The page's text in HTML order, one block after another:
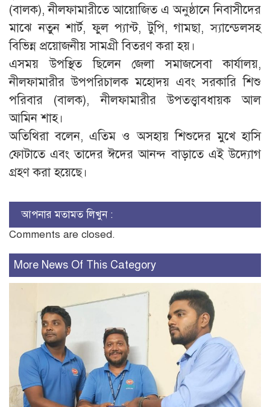
(বালক), নীলফামারীতে আয়োজিত এ অনুষ্ঠানে নিবাসীদের
মাঝে নতুন শার্ট, ফুল প্যান্ট, টুপি, গামছা, স্যান্ডেলসহ
বিভিন্ন প্রয়োজনীয় সামগ্রী বিতরণ করা হয়।
এসময় উপস্থিত ছিলেন জেলা সমাজসেবা কার্যালয়,
নীলফামারীর উপপরিচালক মহোদয় এবং সরকারি শিশু
পরিবার (বালক), নীলফামারীর উপতত্ত্বাবধায়ক আল
আমিন শাহ।
অতিথিরা বলেন, এতিম ও অসহায় শিশুদের মুখে হাসি
ফোটাতে এবং তাদের ঈদের আনন্দ বাড়াতে এই উদ্যোগ
গ্রহণ করা হয়েছে।
আপনার মতামত লিখুন :
Comments are closed.
More News Of This Category